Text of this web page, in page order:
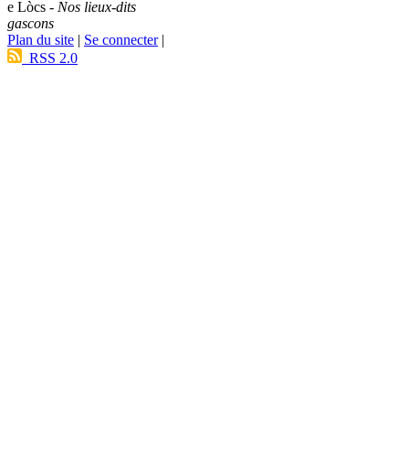
e Lòcs - Nos lieux-dits
gascons
Plan du site | Se connecter|
RSS 2.0